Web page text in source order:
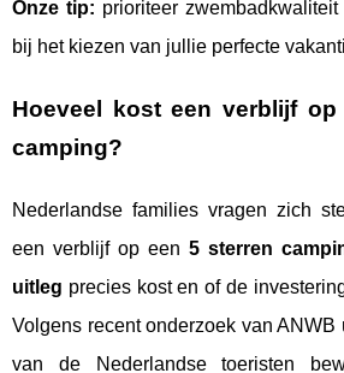
Onze tip: prioriteer
bij het kiezen van jullie perfecte
Hoeveel kost een verblijf
camping?
Nederlandse families vragen zich
een verblijf op een 5 sterren
uitleg precies kost en of de
Volgens recent onderzoek van ANWB
van de Nederlandse toeristen